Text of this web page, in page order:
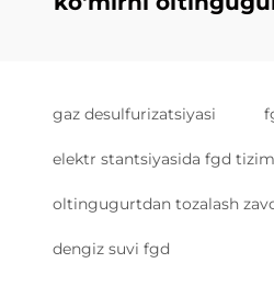
gaz desulfurizatsiyasi
elektr stantsiyasida fgd
oltingugurtdan tozalash
dengiz suvi fgd